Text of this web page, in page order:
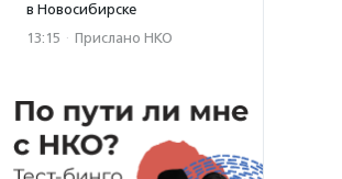
в Новосибирске
13:15 · Прислано НКО